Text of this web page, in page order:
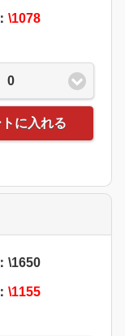
\1078
0
に入れる
\1650
\1155